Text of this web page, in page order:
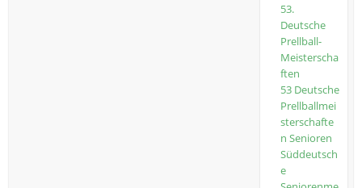
53.
Deutsche
Prellball-
Meisterscha
ften
53 Deutsche
Prellballmei
sterschafte
n Senioren
Süddeutsch
e